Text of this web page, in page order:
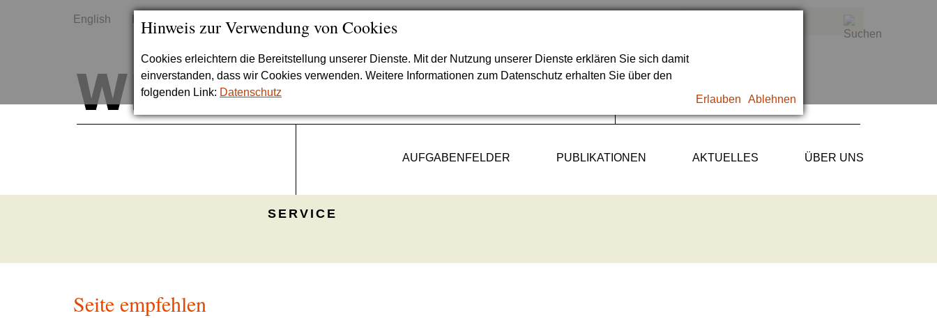
Hinweis zur Verwendung von Cookies
Cookies erleichtern die Bereitstellung unserer Dienste. Mit der Nutzung unserer Dienste erklären Sie sich damit
einverstanden, dass wir Cookies verwenden. Weitere Informationen zum Datenschutz erhalten Sie über den
folgenden Link: Datenschutz
Erlauben Ablehnen
English
AUFGABENFELDER PUBLIKATIONEN AKTUELLES ÜBER UNS
SERVICE
Seite empfehlen